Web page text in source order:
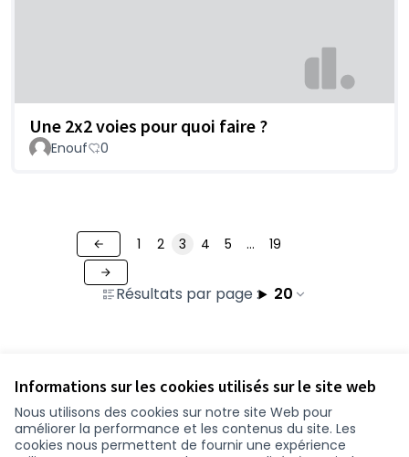
Informations sur les cookies utilisés sur le site web
Nous utilisons des cookies sur notre site Web pour
améliorer la performance et les contenus du site. Les
cookies nous permettent de fournir une expérience
Une 2x2 voies pour quoi faire ?
Enouf 0
Résultats par page : 20
1 2 3 4 5 … 19
Conditions d'utilisation
Paramètres des cookies